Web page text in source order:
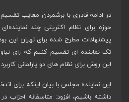
در ادامه قادری با برشمردن معایب
حوزه برای نظام اکثریتی چند
تک نماینده ای تقسیم کنیم که رای
این روش برای نظام های دو پارلمانی کاربرد
این نماینده مجلس با بیان اینکه برای
داشته باشیم، افزود: متاسفانه احزاب